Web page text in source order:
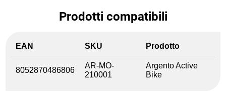
Prodotti compatibili
EAN SKU Prodotto
8052870486806
AR-MO-
210001
Argento Active
Bike